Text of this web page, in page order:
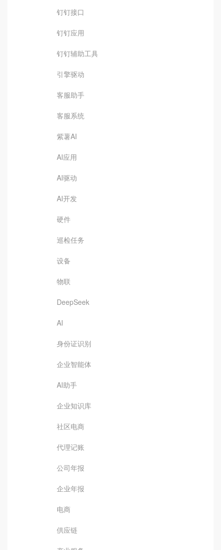
钉钉接口
钉钉应用
钉钉辅助工具
引擎驱动
客服助手
客服系统
紫薯AI
AI应用
AI驱动
AI开发
硬件
巡检任务
设备
物联
DeepSeek
AI
身份证识别
企业智能体
AI助手
企业知识库
社区电商
代理记账
公司年报
企业年报
电商
供应链